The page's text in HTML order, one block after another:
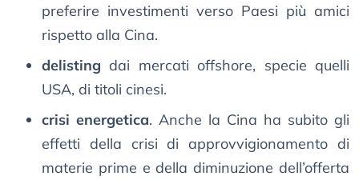
preferire investimenti verso Paesi più amici
rispetto alla Cina.
delistingdai mercati offshore, specie quelli
USA, di titoli cinesi.
crisi energetica. Anche la Cina ha subito gli
effetti della crisi di approvvigionamento di
materie prime e della diminuzione dell’offerta